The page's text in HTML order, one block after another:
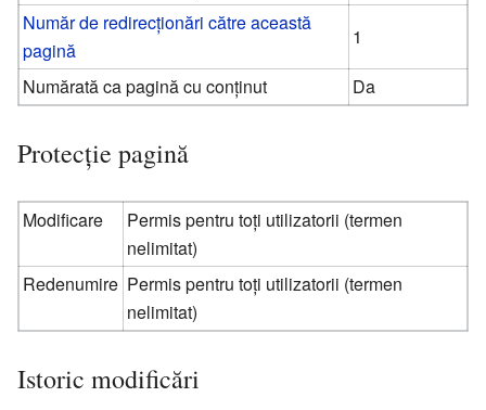
Număr de redirecționări către această
pagină
1
Numărată ca pagină cu conținut
Da
Protecție pagină
Modificare
Permis pentru toți utilizatorii (termen
nelimitat)
Redenumire Permis pentru toți utilizatorii (termen
nelimitat)
Istoric modificări